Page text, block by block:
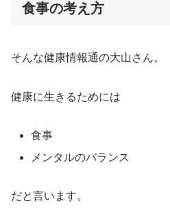
食事の考え方
そんな健康情報通の大山さん。
健康に生きるためには
食事
メンタルのバランス
だと言います。